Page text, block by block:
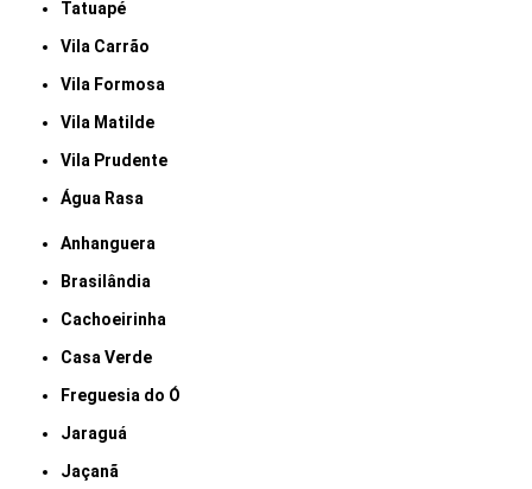
Tatuapé
Vila Carrão
Vila Formosa
Vila Matilde
Vila Prudente
Água Rasa
Anhanguera
Brasilândia
Cachoeirinha
Casa Verde
Freguesia do Ó
Jaraguá
Jaçanã